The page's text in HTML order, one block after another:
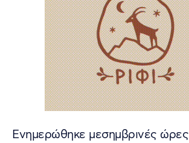
Ενημερώθηκε μεσημβρινές